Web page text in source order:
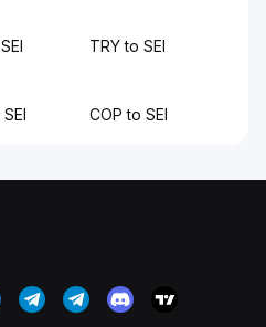
TRY to SEI
COP to SEI